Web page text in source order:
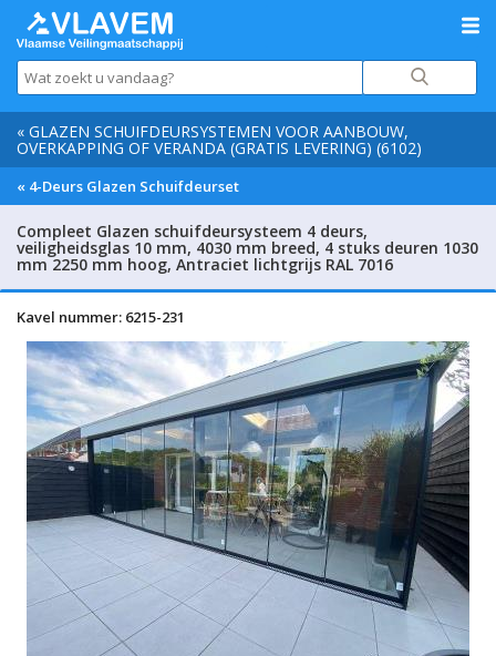
« GLAZEN SCHUIFDEURSYSTEMEN VOOR AANBOUW,
OVERKAPPING OF VERANDA (GRATIS LEVERING) (6102)
« 4-Deurs Glazen Schuifdeurset
Compleet Glazen schuifdeursysteem 4 deurs,
veiligheidsglas 10 mm, 4030 mm breed, 4 stuks deuren 1030
mm 2250 mm hoog, Antraciet lichtgrijs RAL 7016
Kavel nummer: 6215-231